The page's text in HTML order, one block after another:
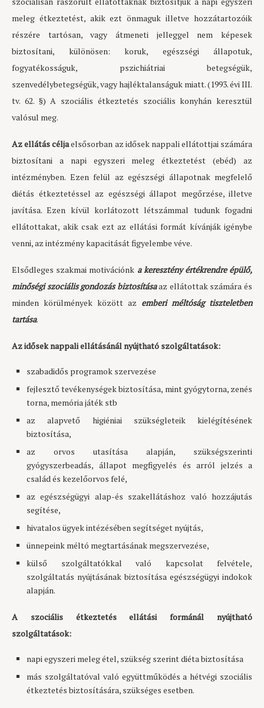
meleg étkeztetést, akik ezt önmaguk illetve hozzátartozóik
részére tartósan, vagy átmeneti jelleggel nem képesek
biztosítani, különösen: koruk, egészségi állapotuk,
fogyatékosságuk, pszichiátriai betegségük,
szenvedélybetegségük, vagy hajléktalanságuk miatt. (1993. évi III.
tv. 62. §) A szociális étkeztetés szociális konyhán keresztül
valósul meg.
Az ellátás céljaelsősorban az idősek nappali ellátottjai számára
biztosítani a napi egyszeri meleg étkeztetést (ebéd) az
intézményben. Ezen felül az egészségi állapotnak megfelelő
diétás étkeztetéssel az egészségi állapot megőrzése, illetve
javítása. Ezen kívül korlátozott létszámmal tudunk fogadni
ellátottakat, akik csak ezt az ellátási formát kívánják igénybe
venni, az intézmény kapacitását figyelembe véve.
Elsődleges szakmai motivációnk a keresztény értékrendre épülő,
minőségi szociális gondozás biztosításaaz ellátottak számára és
minden körülmények között az emberi méltóság tiszteletben
tartása.
Az idősek nappali ellátásánál nyújtható szolgáltatások:
szabadidős programok szervezése
fejlesztő tevékenységek biztosítása, mint gyógytorna, zenés
torna, memória játék stb
az alapvető higiéniai szükségleteik kielégítésének
biztosítása,
az orvos utasítása alapján, szükségszerinti
gyógyszerbeadás, állapot megfigyelés és arról jelzés a
család és kezelőorvos felé,
az egészségügyi alap-és szakellátáshoz való hozzájutás
segítése,
hivatalos ügyek intézésében segítséget nyújtás,
ünnepeink méltó megtartásának megszervezése,
külső szolgáltatókkal való kapcsolat felvétele,
szolgáltatás nyújtásának biztosítása egészségügyi indokok
alapján.
A szociális étkeztetés ellátási formánál nyújtható
szolgáltatások:
napi egyszeri meleg étel, szükség szerint diéta biztosítása
más szolgáltatóval való együttműködés a hétvégi szociális
étkeztetés biztosítására, szükséges esetben.